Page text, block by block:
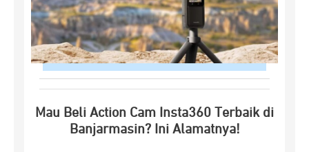
Mau Beli Action Cam Insta360 Terbaik di
Banjarmasin? Ini Alamatnya!